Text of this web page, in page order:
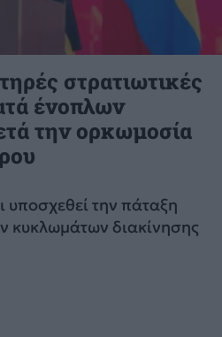
στρατιωτικές
ένοπλων
την ορκωμοσία
υποσχεθεί την πάταξη
κυκλωμάτων διακίνησης